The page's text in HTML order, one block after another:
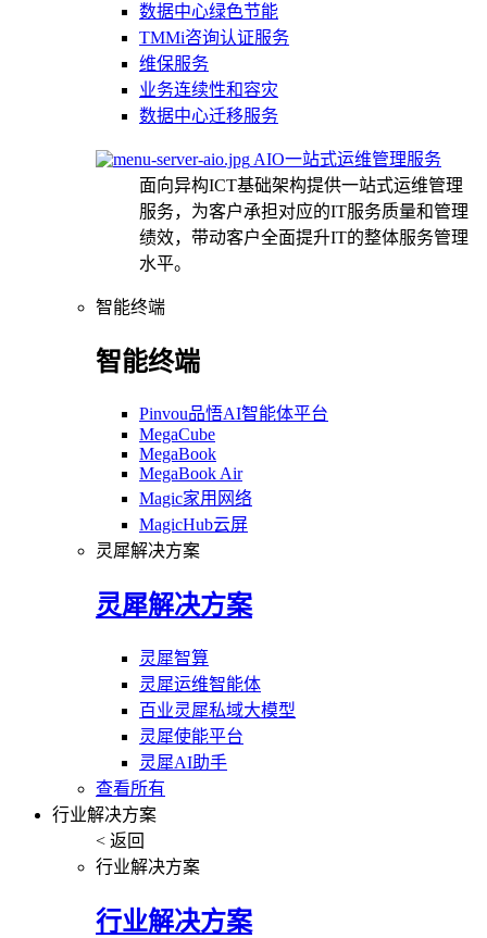
数据中心绿色节能
TMMi咨询认证服务
维保服务
业务连续性和容灾
数据中心迁移服务
AIO一站式运维管理服务
面向异构ICT基础架构提供一站式运维管理
服务，为客户承担对应的IT服务质量和管理
绩效，带动客户全面提升IT的整体服务管理
水平。
智能终端
智能终端
Pinvou品悟AI智能体平台
MegaCube
MegaBook
MegaBook Air
Magic家用网络
MagicHub云屏
灵犀解决方案
灵犀解决方案
灵犀智算
灵犀运维智能体
百业灵犀私域大模型
灵犀使能平台
灵犀AI助手
查看所有
行业解决方案
< 返回
行业解决方案
行业解决方案